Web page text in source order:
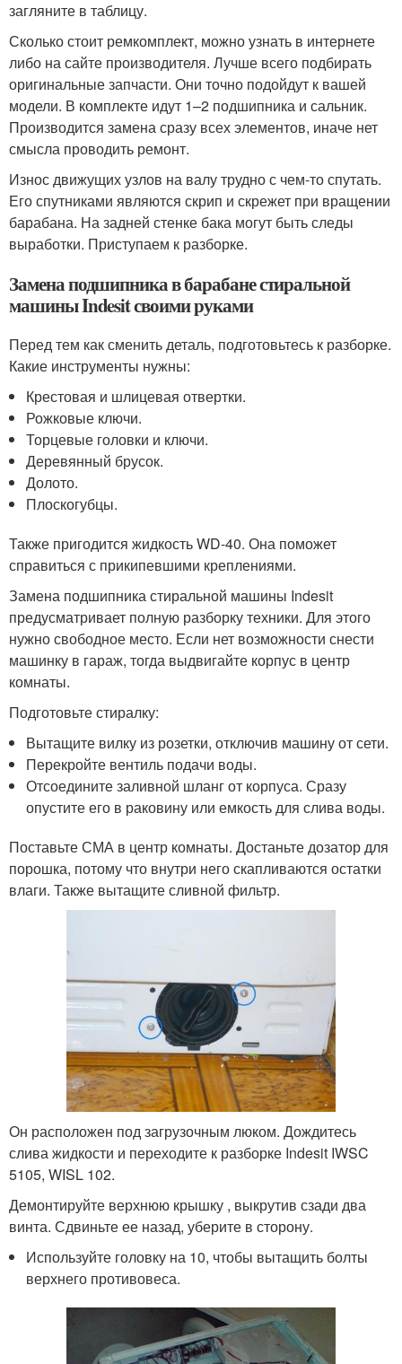
загляните в таблицу.
Сколько стоит ремкомплект, можно узнать в интернете
либо на сайте производителя. Лучше всего подбирать
оригинальные запчасти. Они точно подойдут к вашей
модели. В комплекте идут 1–2 подшипника и сальник.
Производится замена сразу всех элементов, иначе нет
смысла проводить ремонт.
Износ движущих узлов на валу трудно с чем-то спутать.
Его спутниками являются скрип и скрежет при вращении
барабана. На задней стенке бака могут быть следы
выработки. Приступаем к разборке.
Замена подшипника в барабане стиральной
машины Indesit своими руками
Перед тем как сменить деталь, подготовьтесь к разборке.
Какие инструменты нужны:
Крестовая и шлицевая отвертки.
Рожковые ключи.
Торцевые головки и ключи.
Деревянный брусок.
Долото.
Плоскогубцы.
Также пригодится жидкость WD-40. Она поможет
справиться с прикипевшими креплениями.
Замена подшипника стиральной машины Indesit
предусматривает полную разборку техники. Для этого
нужно свободное место. Если нет возможности снести
машинку в гараж, тогда выдвигайте корпус в центр
комнаты.
Подготовьте стиралку:
Вытащите вилку из розетки, отключив машину от сети.
Перекройте вентиль подачи воды.
Отсоедините заливной шланг от корпуса. Сразу
опустите его в раковину или емкость для слива воды.
Поставьте СМА в центр комнаты. Достаньте дозатор для
порошка, потому что внутри него скапливаются остатки
влаги. Также вытащите сливной фильтр.
Он расположен под загрузочным люком. Дождитесь
слива жидкости и переходите к разборке Indesit IWSC
5105, WISL 102.
Демонтируйте верхнюю крышку , выкрутив сзади два
винта. Сдвиньте ее назад, уберите в сторону.
Используйте головку на 10, чтобы вытащить болты
верхнего противовеса.